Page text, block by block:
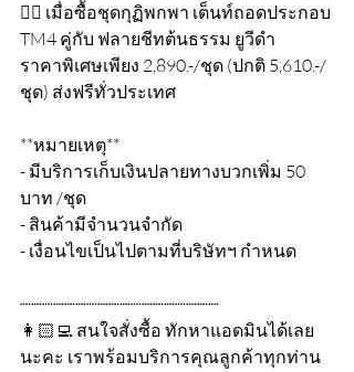
👉🏻 เมื่อซื้อชุดกุฏิพกพา เต็นท์ถอดประกอบ
TM4 คู่กับ ฟลายชีทต้นธรรม ยูวีดำ
ราคาพิเศษเพียง 2,890.-/ชุด (ปกติ 5,610.-/
ชุด) ส่งฟรีทั่วประเทศ
**หมายเหตุ**
- มีบริการเก็บเงินปลายทางบวกเพิ่ม 50
บาท /ชุด
- สินค้ามีจำนวนจำกัด
- เงื่อนไขเป็นไปตามที่บริษัทฯ กำหนด
┈┈┈┈┈┈┈┈┈┈┈┈┈┈┈┈┈┈
👩🏻‍💻 สนใจสั่งซื้อ ทักหาแอดมินได้เลย
นะคะ เราพร้อมบริการคุณลูกค้าทุกท่าน